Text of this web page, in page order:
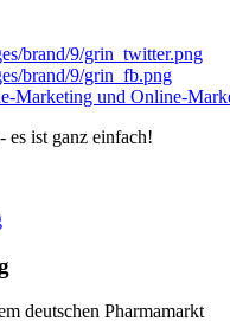
Marketing und Online-
es ist ganz einfach!
deutschen Pharmamarkt